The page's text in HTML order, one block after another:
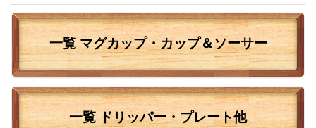
一覧 マグカップ・カップ＆ソーサー
一覧ドリッパー・プレート他